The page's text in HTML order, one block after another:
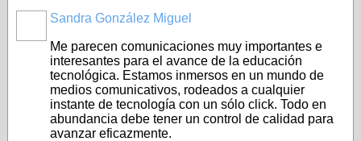
Sandra González Miguel
Me parecen comunicaciones muy importantes e
interesantes para el avance de la educación
tecnológica. Estamos inmersos en un mundo de
medios comunicativos, rodeados a cualquier
instante de tecnología con un sólo click. Todo en
abundancia debe tener un control de calidad para
avanzar eficazmente.